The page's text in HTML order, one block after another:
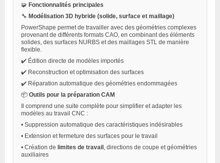
🧩 Fonctionnalités principales
🔧 Modélisation 3D hybride (solide, surface et maillage)
PowerShape permet de travailler avec des géométries complexes
provenant de différents formats CAO, en combinant des éléments
solides, des surfaces NURBS et des maillages STL de manière
flexible.
✔️ Édition directe de modèles importés
✔️ Reconstruction et optimisation des surfaces
✔️ Réparation automatique des géométries endommagées
📦 Outils pour la préparation CAM
Il comprend une suite complète pour simplifier et adapter les
modèles au travail CNC :
• Suppression automatique des caractéristiques indésirables
• Extension et fermeture des surfaces pour le travail
• Création de limites de travail , directions de coupe et géométries
auxiliaires